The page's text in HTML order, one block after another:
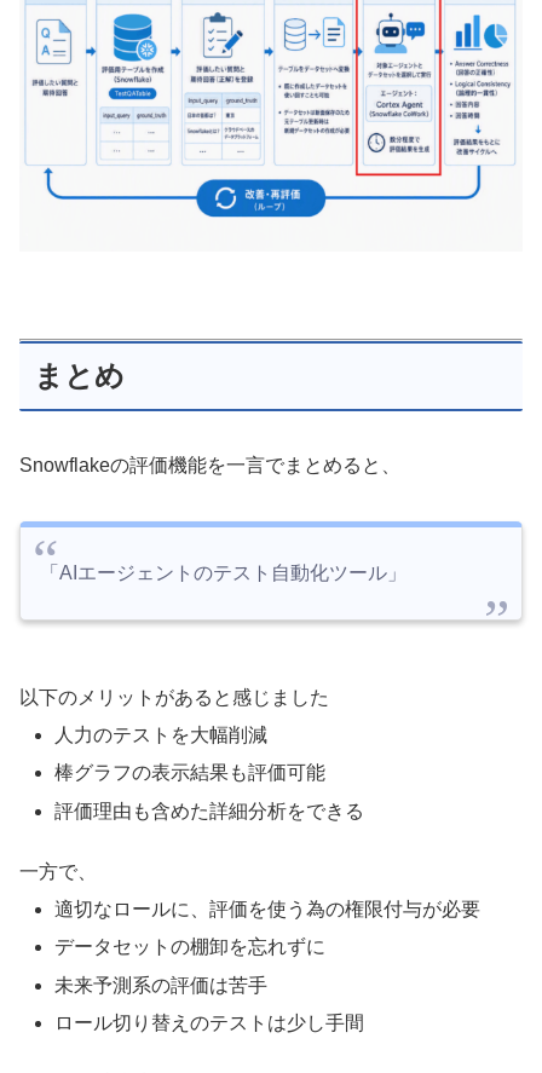
まとめ
Snowflakeの評価機能を一言でまとめると、
「AIエージェントのテスト自動化ツール」
以下のメリットがあると感じました
人力のテストを大幅削減
棒グラフの表示結果も評価可能
評価理由も含めた詳細分析をできる
一方で、
適切なロールに、評価を使う為の権限付与が必要
データセットの棚卸を忘れずに
未来予測系の評価は苦手
ロール切り替えのテストは少し手間